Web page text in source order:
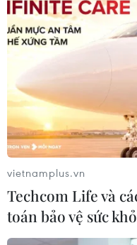
#Quảng bá
Theo dõi VietnamPlus
vietnamplus.vn
Techcom Life và
toán bảo vệ sức